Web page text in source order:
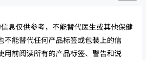
息仅供参考，不能替代医生或其他保健
不能替代任何产品标签或包装上的信
用前阅读所有的产品标签、警告和说